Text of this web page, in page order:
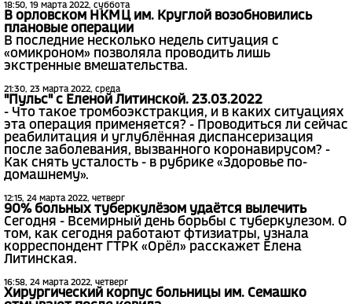
18:50, 19 марта 2022, суббота
В орловском НКМЦ им. Круглой возобновились
плановые операции
В последние несколько недель ситуация с
«омикроном» позволяла проводить лишь
экстренные вмешательства.
21:30, 23 марта 2022, среда
"Пульс" с Еленой Литинской. 23.03.2022
- Что такое тромбоэкстракция, и в каких ситуациях
эта операция применяется? - Проводиться ли сейчас
реабилитация и углублённая диспансеризация
после заболевания, вызванного коронавирусом? -
Как снять усталость - в рубрике «Здоровье по-
домашнему».
12:15, 24 марта 2022, четверг
90% больных туберкулёзом удаётся вылечить
Сегодня - Всемирный день борьбы с туберкулезом. О
том, как сегодня работают фтизиатры, узнала
корреспондент ГТРК «Орёл» расскажет Елена
Литинская.
16:58, 24 марта 2022, четверг
Хирургический корпус больницы им. Семашко